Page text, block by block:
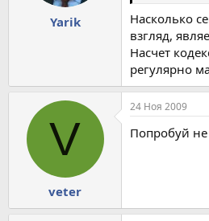
Yarik
Насколько
взгляд,
Насчет
регулярно
V
veter
24 Ноя 2009
Попробуй не